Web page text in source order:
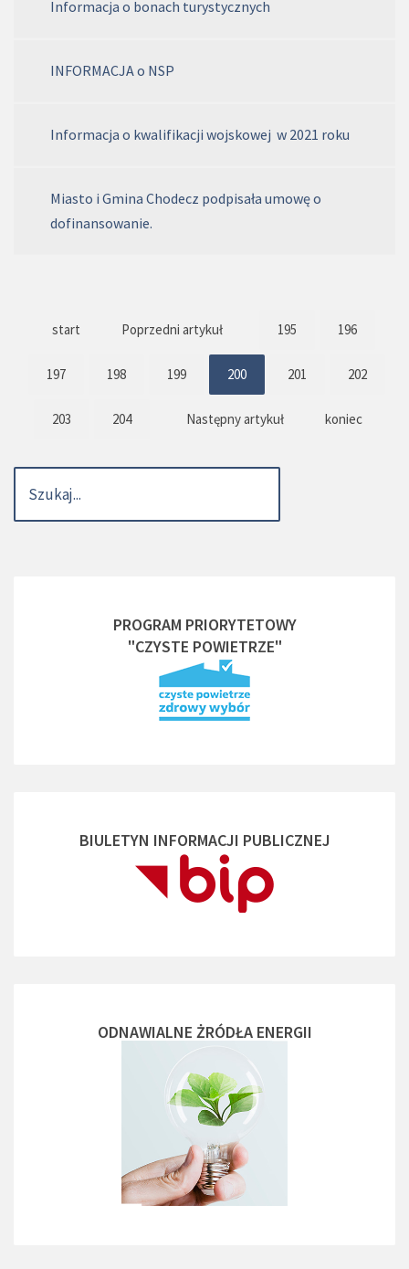
Informacja o bonach turystycznych
INFORMACJA o NSP
Informacja o kwalifikacji wojskowej w 2021 roku
Miasto i Gmina Chodecz podpisała umowę o
dofinansowanie.
start Poprzedni artykuł 195 196
197 198 199 200 201 202
203 204 Następny artykuł koniec
PROGRAM PRIORYTETOWY
"CZYSTE POWIETRZE"
BIULETYN INFORMACJI PUBLICZNEJ
ODNAWIALNE ŻRÓDŁA ENERGII